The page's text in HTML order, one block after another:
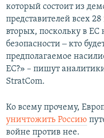
который состоит из
представителей всех
вторых, поскольку в ЕС
безопасности ‒ кто
предполагаемое
ЕС?» – пишут
StratCom.
Ко всему прочему,
уничтожить Россию
войне против нее.